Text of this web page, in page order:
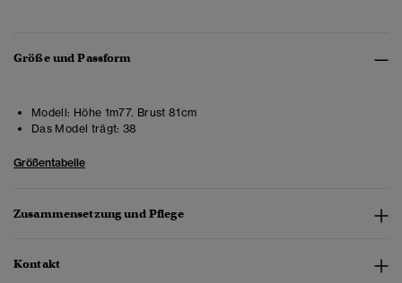
Größe und Passform
Modell: Höhe 1m77. Brust 81cm
Das Model trägt: 38
Größentabelle
Zusammensetzung und Pflege
Kontakt